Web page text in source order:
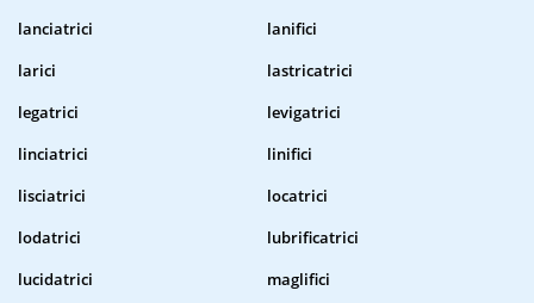
lanciatrici
lanifici
larici
lastricatrici
legatrici
levigatrici
linciatrici
linifici
lisciatrici
locatrici
lodatrici
lubrificatrici
lucidatrici
maglifici